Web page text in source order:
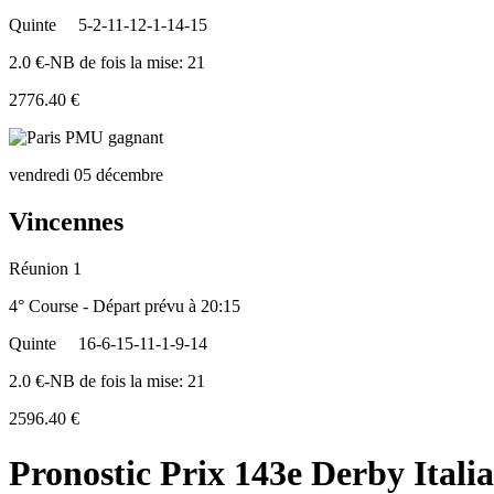
Quinte
5-2-11-12-1-14-15
2.0 €-NB de fois la mise: 21
2776.40 €
vendredi 05 décembre
Vincennes
Réunion 1
4° Course - Départ prévu à 20:15
Quinte
16-6-15-11-1-9-14
2.0 €-NB de fois la mise: 21
2596.40 €
Pronostic Prix 143e Derby